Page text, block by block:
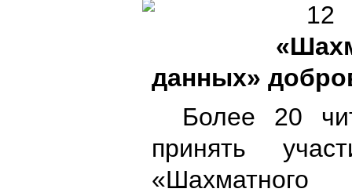
данных»
Более 20
принять